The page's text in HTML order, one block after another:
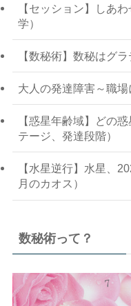
【セッション】しあ
学）
【数秘術】数秘はグ
大人の発達障害～職
【惑星年齢域】どの
テージ、発達段階）
【水星逆行】水星、
月のカオス）
数秘術って？